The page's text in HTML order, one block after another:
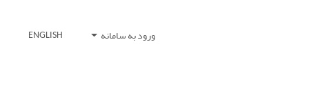
ورود به سامانه ENGLISH